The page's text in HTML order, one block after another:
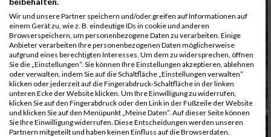
Wir und unsere Partner speichern und/oder greifen auf Informationen auf
einem Gerät zu, wie z. B. eindeutige IDs in cookie und anderen
Browserspeichern, um personenbezogene Daten zu verarbeiten. Einige
Anbieter verarbeiten Ihre personenbezogenen Daten möglicherweise
aufgrund eines berechtigten Interesses. Um dem zu widersprechen, öffnen
Sie die „Einstellungen“. Sie können Ihre Einstellungen akzeptieren, ablehnen
oder verwalten, indem Sie auf die Schaltfläche „Einstellungen verwalten“
klicken oder jederzeit auf die Fingerabdruck-Schaltfläche in der linken
unteren Ecke der Website klicken. Um Ihre Einwilligung zu widerrufen,
klicken Sie auf den Fingerabdruck oder den Link in der Fußzeile der Website
und klicken Sie auf den Menüpunkt „Meine Daten“. Auf dieser Seite können
Sie Ihre Einwilligung widerrufen. Diese Entscheidungen werden unseren
Partnern mitgeteilt und haben keinen Einfluss auf die Browserdaten.